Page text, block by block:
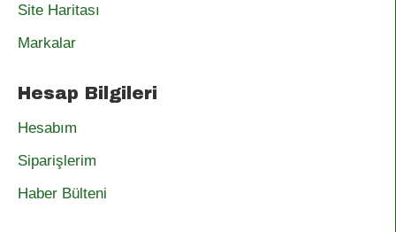
Site Haritası
Markalar
Hesap Bilgileri
Hesabım
Siparişlerim
Haber Bülteni